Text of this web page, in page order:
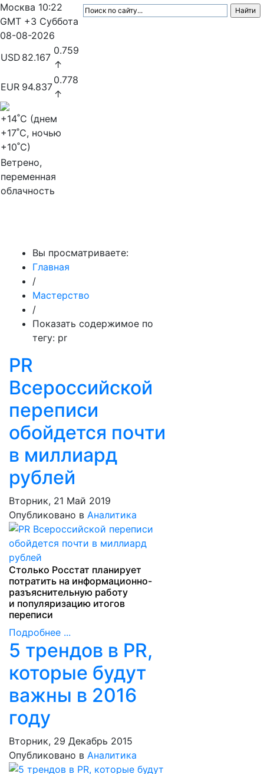
Москва 10:22
GMT +3 Суббота
08-08-2026
USD 82.167
0.759
↑
EUR 94.837
0.778
↑
+14˚C (днем
+17˚C, ночью
+10˚C)
Ветрено,
переменная
облачность
Вы просматриваете:
Главная
/
Мастерство
/
Показать содержимое по
тегу: pr
PR
Всероссийской
переписи
обойдется почти
в миллиард
рублей
Вторник, 21 Май 2019
Опубликовано в Аналитика
Столько Росстат планирует
потратить на информационно-
разъяснительную работу
и популяризацию итогов
переписи
Подробнее ...
5 трендов в PR,
которые будут
важны в 2016
году
Вторник, 29 Декабрь 2015
Опубликовано в Аналитика